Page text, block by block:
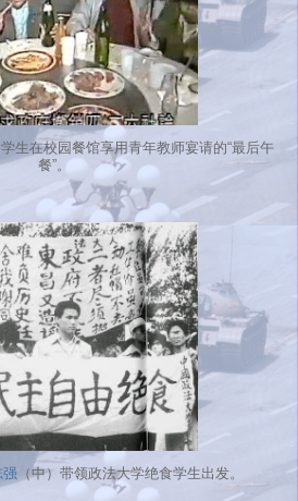
生在校园餐馆享用青年教师宴请的“最后午
餐”。
强 （中）带领政法大学绝食学生出发。